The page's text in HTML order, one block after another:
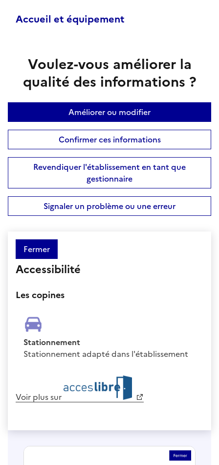
Accueil et équipement
Voulez-vous améliorer la
qualité des informations ?
Améliorer ou modifier
Confirmer ces informations
Revendiquer l'établissement en tant que
gestionnaire
Signaler un problème ou une erreur
Fermer
Accessibilité
Les copines
Stationnement
Stationnement adapté dans l'établissement
Voir plus sur